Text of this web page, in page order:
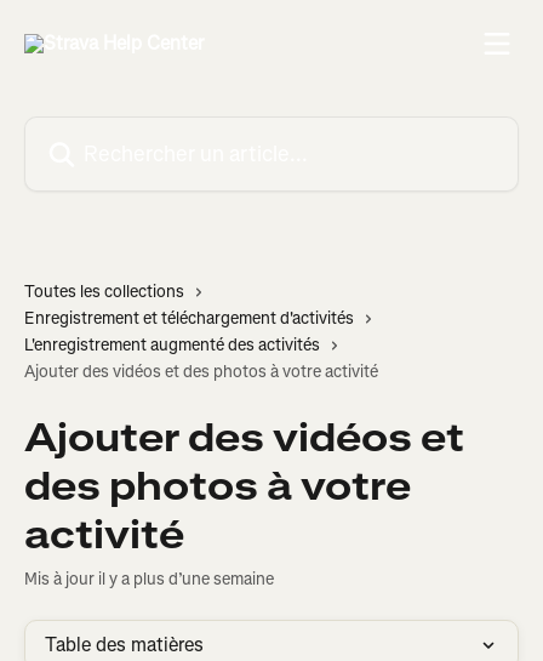
Toutes les collections
Enregistrement et téléchargement d'activités
L'enregistrement augmenté des activités
Ajouter des vidéos et des photos à votre activité
Ajouter des vidéos et
des photos à votre
activité
Mis à jour il y a plus d’une semaine
Table des matières